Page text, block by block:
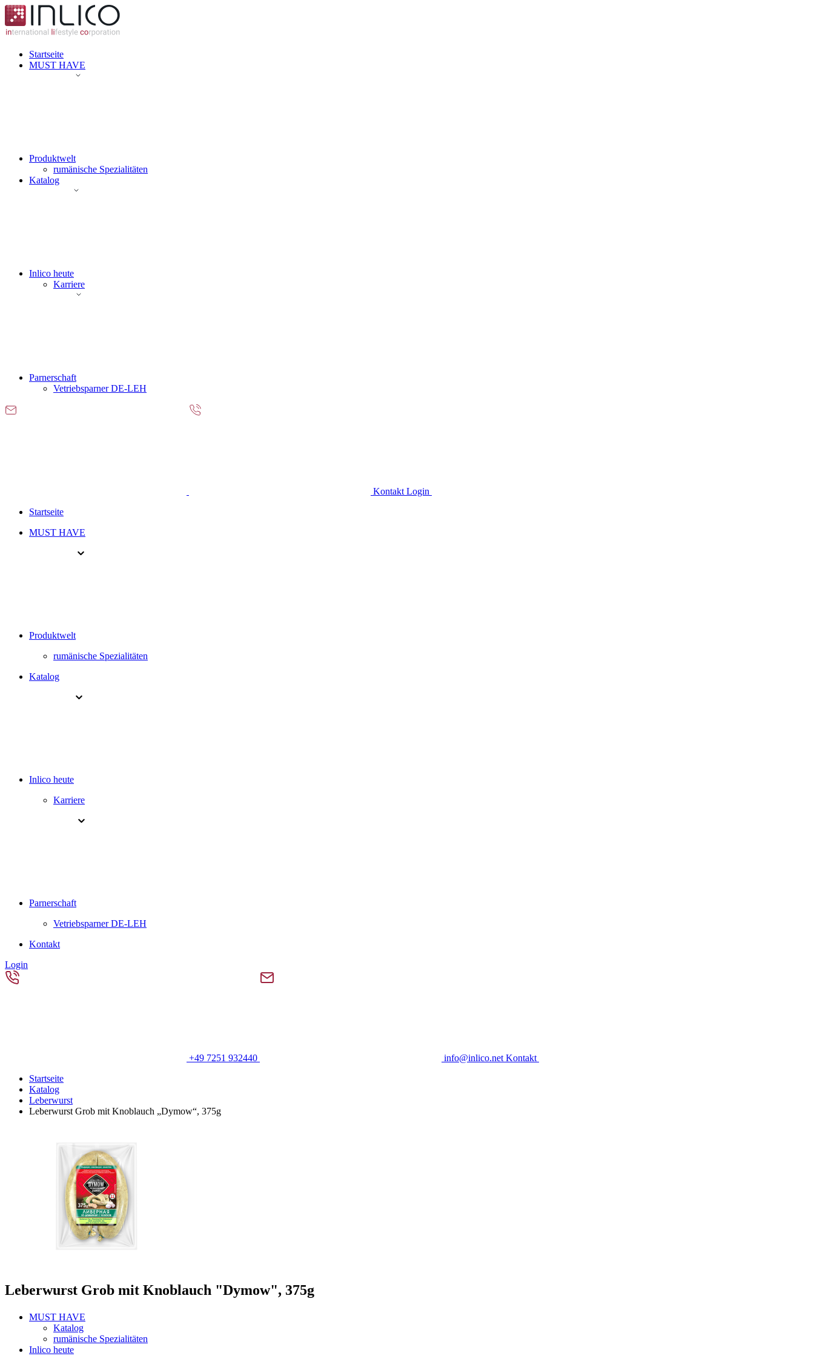
Startseite
MUST HAVE
Produktwelt
rumänische Spezialitäten
Katalog
Inlico heute
Karriere
Parnerschaft
Vetriebsparner DE-LEH
Kontakt Login
Startseite
MUST HAVE
Produktwelt
rumänische Spezialitäten
Katalog
Inlico heute
Karriere
Parnerschaft
Vetriebsparner DE-LEH
Kontakt
Login
+49 7251 932440 info@inlico.net Kontakt
Startseite
Katalog
Leberwurst
Leberwurst Grob mit Knoblauch „Dymow“, 375g
Leberwurst Grob mit Knoblauch "Dymow", 375g
MUST HAVE
Katalog
rumänische Spezialitäten
Inlico heute